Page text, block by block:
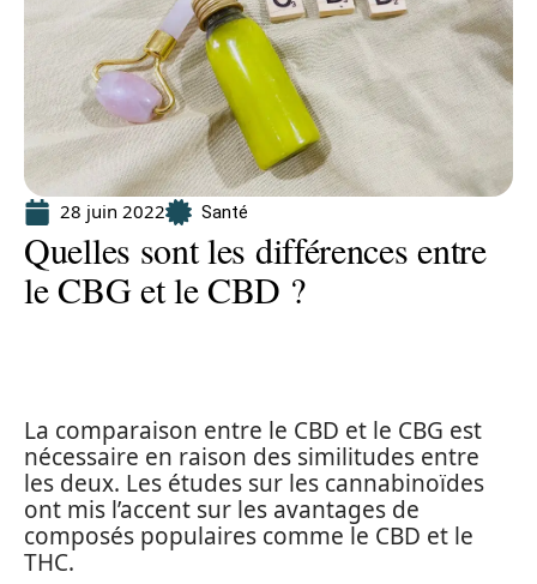
28 juin 2022 Santé
Quelles sont les différences entre
le CBG et le CBD ?
La comparaison entre le CBD et le CBG est
nécessaire en raison des similitudes entre
les deux. Les études sur les cannabinoïdes
ont mis l’accent sur les avantages de
composés populaires comme le CBD et le
THC.